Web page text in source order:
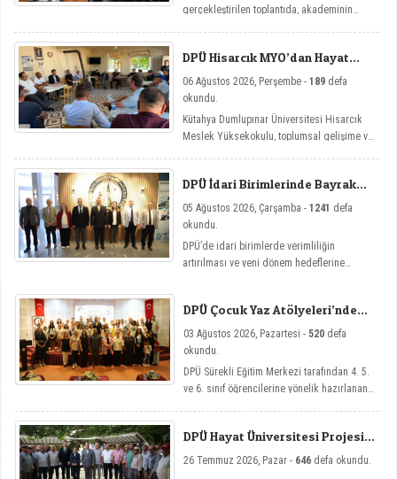
gerçekleştirilen toplantıda, akademinin
DPÜ Hisarcık MYO’dan Hayat
06 Ağustos 2026, Perşembe - 189 defa
okundu.
Kütahya Dumlupınar Üniversitesi Hisarcık
Meslek Yüksekokulu, toplumsal gelişime ve
Sohbetler etkinlik serisi kapsamında dört
önemli söyleşiye imza attı.
DPÜ İdari Birimlerinde Bayrak
05 Ağustos 2026, Çarşamba - 1241 defa
okundu.
DPÜ’de idari birimlerde verimliliğin
artırılması ve yeni dönem hedeflerine
DPÜ Çocuk Yaz Atölyeleri’nde
03 Ağustos 2026, Pazartesi - 520 defa
okundu.
DPÜ Sürekli Eğitim Merkezi tarafından 4. 5.
ve 6. sınıf öğrencilerine yönelik hazırlanan
değerlendirmelerini amaçlayan DPÜ Çocuk
Yaz Atölyeleri programı, düzenlenen açılış
DPÜ Hayat Üniversitesi Projesi
26 Temmuz 2026, Pazar - 646 defa okundu.